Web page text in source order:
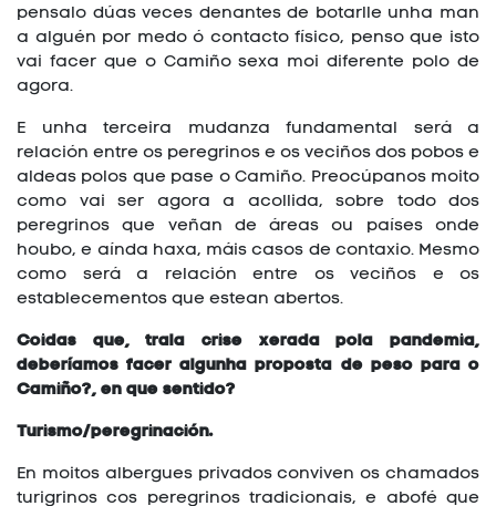
pensalo dúas veces denantes de botarlle unha man
a alguén por medo ó contacto físico, penso que isto
vai facer que o Camiño sexa moi diferente polo de
agora.
E unha terceira mudanza fundamental será a
relación entre os peregrinos e os veciños dos pobos e
aldeas polos que pase o Camiño. Preocúpanos moito
como vai ser agora a acollida, sobre todo dos
peregrinos que veñan de áreas ou países onde
houbo, e aínda haxa, máis casos de contaxio. Mesmo
como será a relación entre os veciños e os
establecementos que estean abertos.
Coidas que, trala crise xerada pola pandemia,
deberíamos facer algunha proposta de peso para o
Camiño?, en que sentido?
Turismo/peregrinación.
En moitos albergues privados conviven os chamados
turigrinos cos peregrinos tradicionais, e abofé que